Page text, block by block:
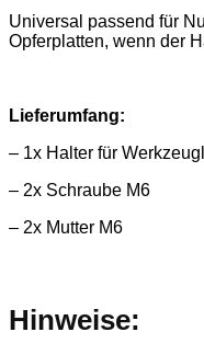
Universal passend für
Opferplatten, wenn der
Lieferumfang:
– 1x Halter für
– 2x Schraube M6
– 2x Mutter M6
Hinweise: